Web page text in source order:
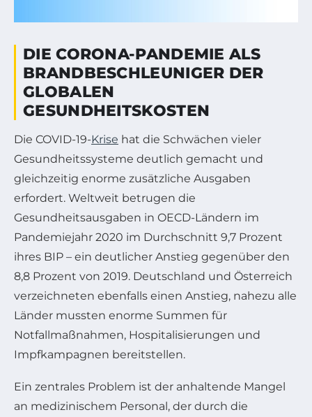
DIE CORONA-PANDEMIE ALS
BRANDBESCHLEUNIGER DER
GLOBALEN
GESUNDHEITSKOSTEN
Die COVID-19-Krise hat die Schwächen vieler
Gesundheitssysteme deutlich gemacht und
gleichzeitig enorme zusätzliche Ausgaben
erfordert. Weltweit betrugen die
Gesundheitsausgaben in OECD-Ländern im
Pandemiejahr 2020 im Durchschnitt 9,7 Prozent
ihres BIP – ein deutlicher Anstieg gegenüber den
8,8 Prozent von 2019. Deutschland und Österreich
verzeichneten ebenfalls einen Anstieg, nahezu alle
Länder mussten enorme Summen für
Notfallmaßnahmen, Hospitalisierungen und
Impfkampagnen bereitstellen.
Ein zentrales Problem ist der anhaltende Mangel
an medizinischem Personal, der durch die